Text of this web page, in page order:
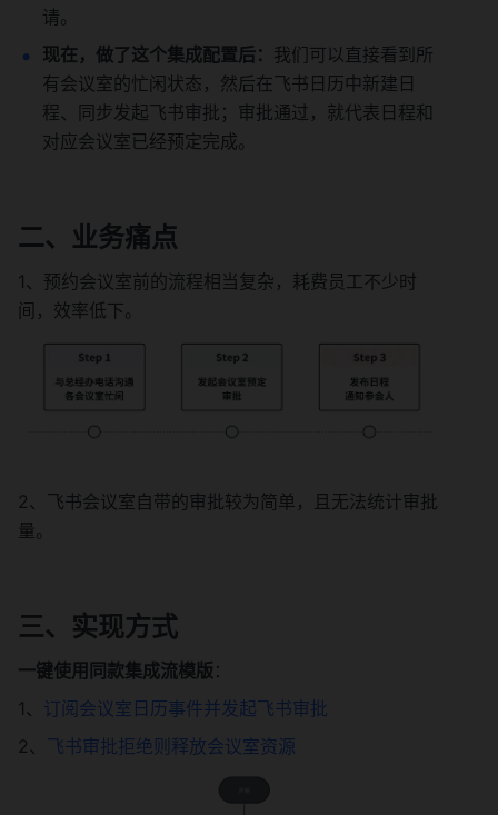
请。
现在，做了这个集成配置后： 我们可以直接看到所
有会议室的忙闲状态，然后在飞书日历中新建日
程、同步发起飞书审批；审批通过，就代表日程和
对应会议室已经预定完成。
二、业务痛点
1、预约会议室前的流程相当复杂，耗费员工不少时
间，效率低下。
2、飞书会议室自带的审批较为简单，且无法统计审批
量。
三、实现方式
一键使用同款集成流模版 ：
1、 订阅会议室日历事件并发起飞书审批
2、 飞书审批拒绝则释放会议室资源